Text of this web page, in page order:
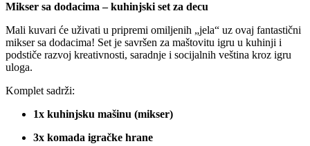
Mikser sa dodacima – kuhinjski set za decu
Mali kuvari će uživati u pripremi omiljenih „jela“ uz ovaj fantastični
mikser sa dodacima! Set je savršen za maštovitu igru u kuhinji i
podstiče razvoj kreativnosti, saradnje i socijalnih veština kroz igru
uloga.
Komplet sadrži:
1x kuhinjsku mašinu (mikser)
3x komada igračke hrane